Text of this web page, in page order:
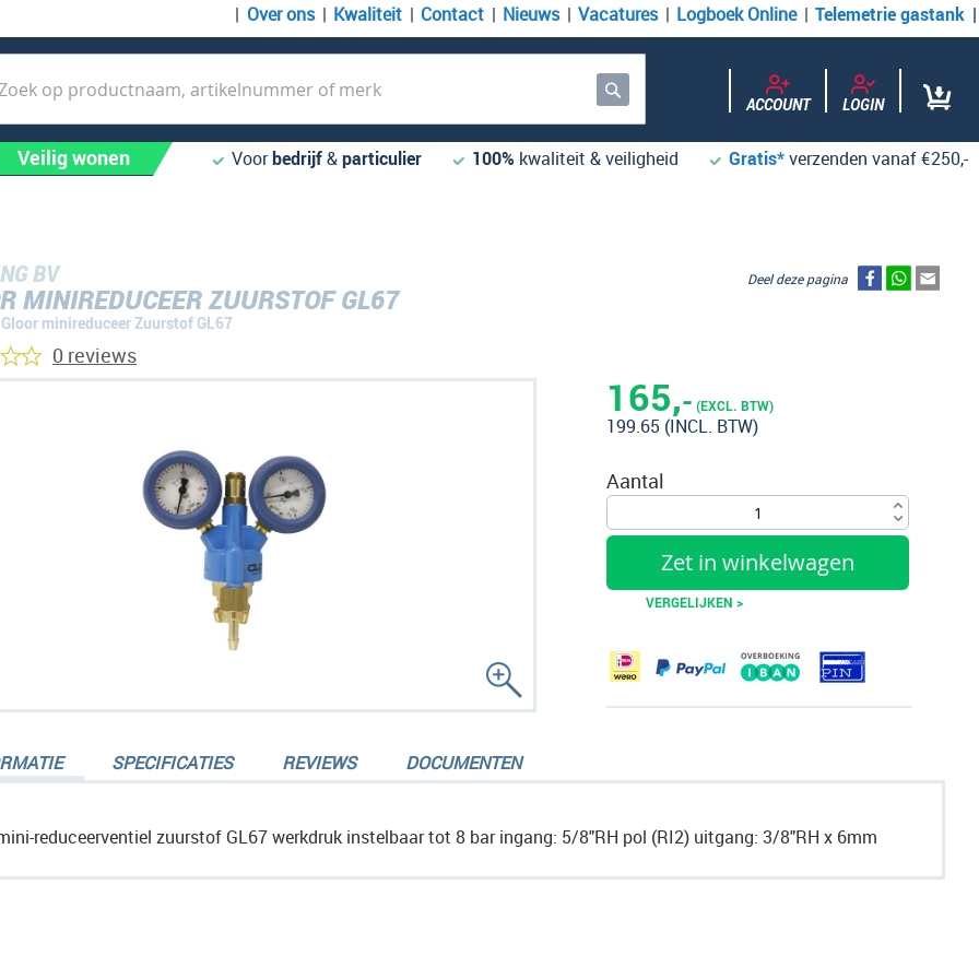
Over ons Kwaliteit Contact Nieuws Vacatures Logboek Online Telemetrie gastank
Zoek ACCOUNT LOGIN
Veilig wonen Voorbedrijf&particulier 100% kwaliteit & veiligheid Gratis*verzenden vanaf €250,-
BV
MINIREDUCEER ZUURSTOF GL67
Gloor minireduceer Zuurstof GL67
165,- (EXCL. BTW)
199.65 (INCL. BTW)
Aantal
Zet in winkelwagen
VERGELIJKEN >
Deel deze pagina
0 reviews
reduceerventiel zuurstof GL67 werkdruk instelbaar tot 8 bar ingang: 5/8"RH pol (RI2) uitgang: 3/8"RH x 6mm
SPECIFICATIES REVIEWS DOCUMENTEN